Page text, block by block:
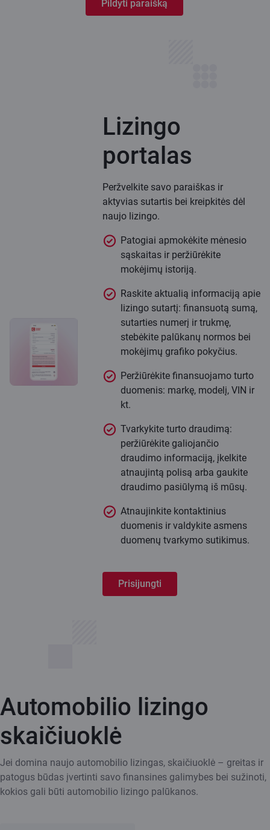
Pildyti paraišką
Lizingo
portalas
Peržvelkite savo paraiškas ir
aktyvias sutartis bei kreipkitės dėl
naujo lizingo.
Patogiai apmokėkite mėnesio
sąskaitas ir peržiūrėkite
mokėjimų istoriją.
Raskite aktualią informaciją apie
lizingo sutartį: finansuotą sumą,
sutarties numerį ir trukmę,
stebėkite palūkanų normos bei
mokėjimų grafiko pokyčius.
Peržiūrėkite finansuojamo turto
duomenis: markę, modelį, VIN ir
kt.
Tvarkykite turto draudimą:
peržiūrėkite galiojančio
draudimo informaciją, įkelkite
atnaujintą polisą arba gaukite
draudimo pasiūlymą iš mūsų.
Atnaujinkite kontaktinius
duomenis ir valdykite asmens
duomenų tvarkymo sutikimus.
Prisijungti
Automobilio lizingo
skaičiuoklė
Jei domina naujo automobilio lizingas, skaičiuoklė – greitas ir
patogus būdas įvertinti savo finansines galimybes bei sužinoti,
kokios gali būti automobilio lizingo palūkanos.